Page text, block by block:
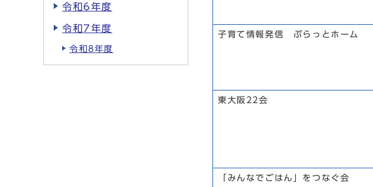
子育て情報発信 ぷらっとホーム
東大阪22会
「みんなでごはん」をつなぐ会
令和6年度
令和7年度
令和8年度